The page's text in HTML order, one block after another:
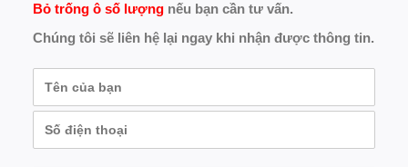
Bỏ trống ô số lượngnếu bạn cần tư vấn.
Chúng tôi sẽ liên hệ lại ngay khi nhận được thông tin.